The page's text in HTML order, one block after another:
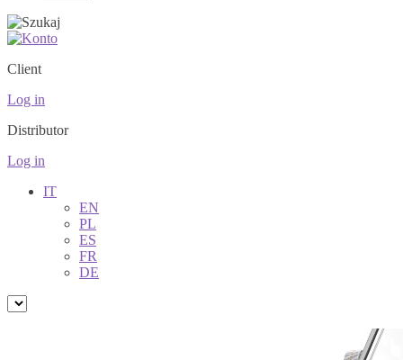
Client
Log in
Distributor
Log in
IT
EN
PL
ES
FR
DE